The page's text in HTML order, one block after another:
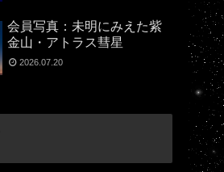
会員写真：未明にみえた紫
金山・アトラス彗星
2026.07.20